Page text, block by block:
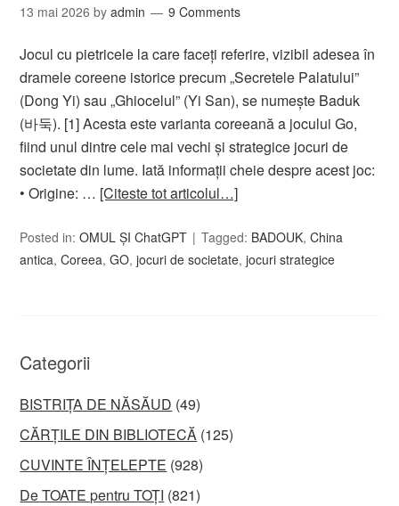
13 mai 2026 byadmin 9 Comments
Jocul cu pietricele la care faceți referire, vizibil adesea în
dramele coreene istorice precum „Secretele Palatului”
(Dong Yi) sau „Ghiocelul” (Yi San), se numește Baduk
(바둑). [1] Acesta este varianta coreeană a jocului Go,
fiind unul dintre cele mai vechi și strategice jocuri de
societate din lume. Iată informații cheie despre acest joc:
• Origine: … [Citeste tot articolul…]
Posted in:OMUL ȘI ChatGPT Tagged: BADOUK,China
antica,Coreea,GO,jocuri de societate,jocuri strategice
Categorii
BISTRIȚA DE NĂSĂUD (49)
CĂRȚILE DIN BIBLIOTECĂ (125)
CUVINTE ÎNȚELEPTE (928)
De TOATE pentru TOȚI (821)